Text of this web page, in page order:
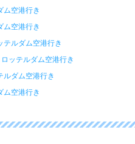
ム空港行き
ム空港行き
テルダム空港行き
ッテルダム空港行き
ルダム空港行き
ム空港行き